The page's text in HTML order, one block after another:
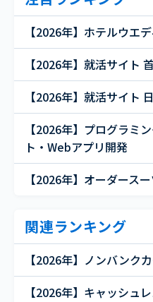
【2026年】ホテルウエ
【2026年】就活サイト
【2026年】就活サイト
【2026年】プログラミ
ト・Webアプリ開発
【2026年】オーダース
関連ランキング
【2026年】ノンバンク
【2026年】キャッシュ